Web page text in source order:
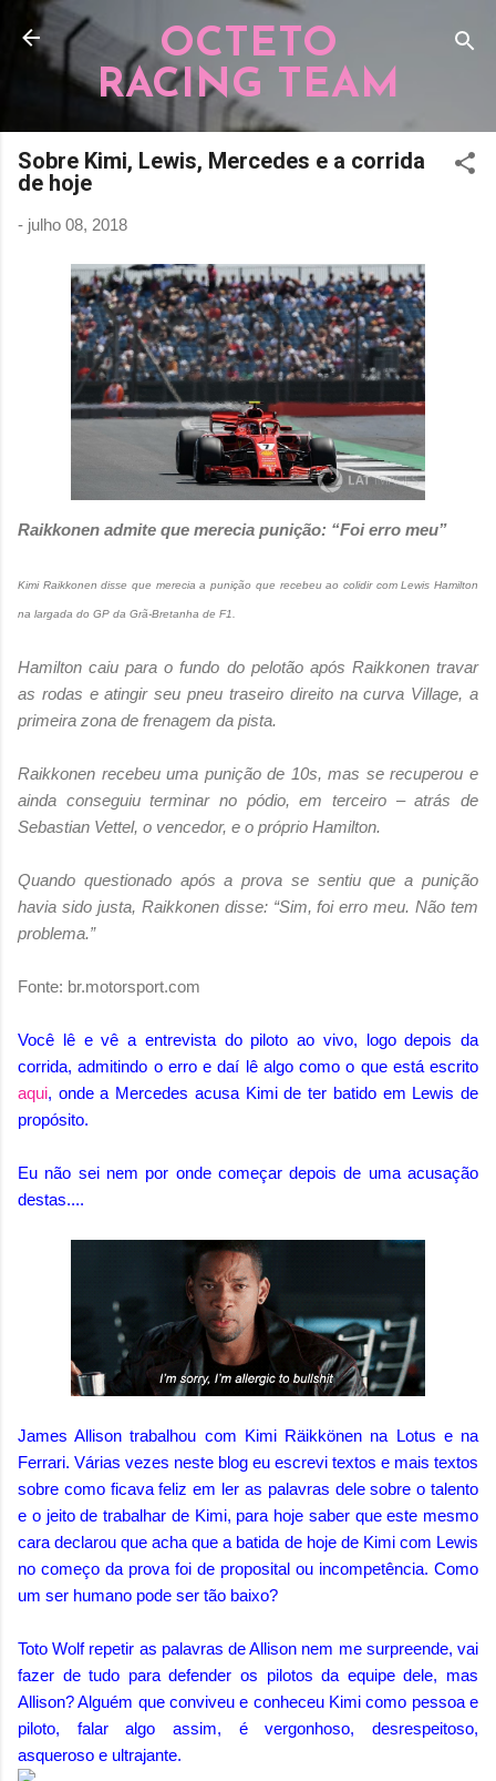
Pular para o conteúdo principal
OCTETO
RACING TEAM
Sobre Kimi, Lewis, Mercedes e a corrida
de hoje
- julho 08, 2018
Raikkonen admite que merecia punição: “Foi erro meu”
Kimi Raikkonen disse que merecia a punição que recebeu ao colidir com Lewis Hamilton
na largada do GP da Grã-Bretanha de F1.
Hamilton caiu para o fundo do pelotão após Raikkonen travar
as rodas e atingir seu pneu traseiro direito na curva Village, a
primeira zona de frenagem da pista.
Raikkonen recebeu uma punição de 10s, mas se recuperou e
ainda conseguiu terminar no pódio, em terceiro – atrás de
Sebastian Vettel, o vencedor, e o próprio Hamilton.
Quando questionado após a prova se sentiu que a punição
havia sido justa, Raikkonen disse: “Sim, foi erro meu. Não tem
problema.”
Fonte: br.motorsport.com
Você lê e vê a entrevista do piloto ao vivo, logo depois da
corrida, admitindo o erro e daí lê algo como o que está escrito
aqui, onde a Mercedes acusa Kimi de ter batido em Lewis de
propósito.
Eu não sei nem por onde começar depois de uma acusação
destas....
James Allison trabalhou com Kimi Räikkönen na Lotus e na
Ferrari. Várias vezes neste blog eu escrevi textos e mais textos
sobre como ficava feliz em ler as palavras dele sobre o talento
e o jeito de trabalhar de Kimi, para hoje saber que este mesmo
cara declarou que acha que a batida de hoje de Kimi com Lewis
no começo da prova foi de proposital ou incompetência. Como
um ser humano pode ser tão baixo?
Toto Wolf repetir as palavras de Allison nem me surpreende, vai
fazer de tudo para defender os pilotos da equipe dele, mas
Allison? Alguém que conviveu e conheceu Kimi como pessoa e
piloto, falar algo assim, é vergonhoso, desrespeitoso,
asqueroso e ultrajante.